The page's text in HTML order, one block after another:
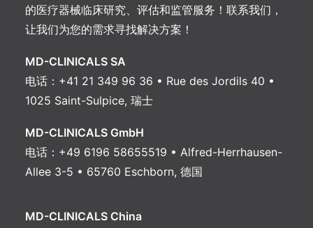
的医疗器械临床研究、评估和监管服务！联系我们，
让我们为您的需求寻找解决方案！
MD-CLINICALS SA
电话：+41 21 349 96 36 • Rue des Jordils 40 •
1025 Saint-Sulpice, 瑞士
MD-CLINICALS GmbH
电话：+49 6196 58655519 • Alfred-Herrhausen-
Allee 3-5 • 65760 Eschborn, 德国
MD-CLINICALS China